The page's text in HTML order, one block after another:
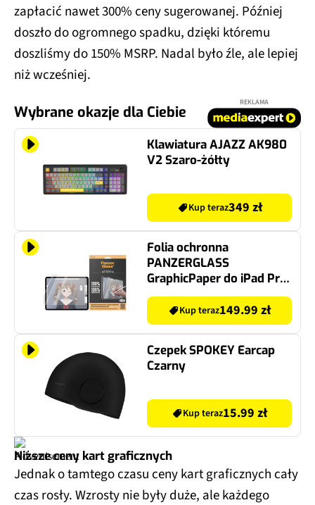
zapłacić nawet 300% ceny sugerowanej. Później
doszło do ogromnego spadku, dzięki któremu
doszliśmy do 150% MSRP. Nadal było źle, ale lepiej
niż wcześniej.
Wybrane okazje dla Ciebie
REKLAMA
Klawiatura AJAZZ AK980
V2 Szaro-żółty
Kup teraz349 zł
Folia ochronna
PANZERGLASS
GraphicPaper do iPad Pro
11 2024
Kup teraz149.99 zł
Czepek SPOKEY Earcap
Czarny
Kup teraz15.99 zł
Niższe ceny kart graficznych
Jednak o tamtego czasu ceny kart graficznych cały
czas rosły. Wzrosty nie były duże, ale każdego